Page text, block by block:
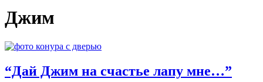
Джим
“Дай Джим на счастье лапу мне…”